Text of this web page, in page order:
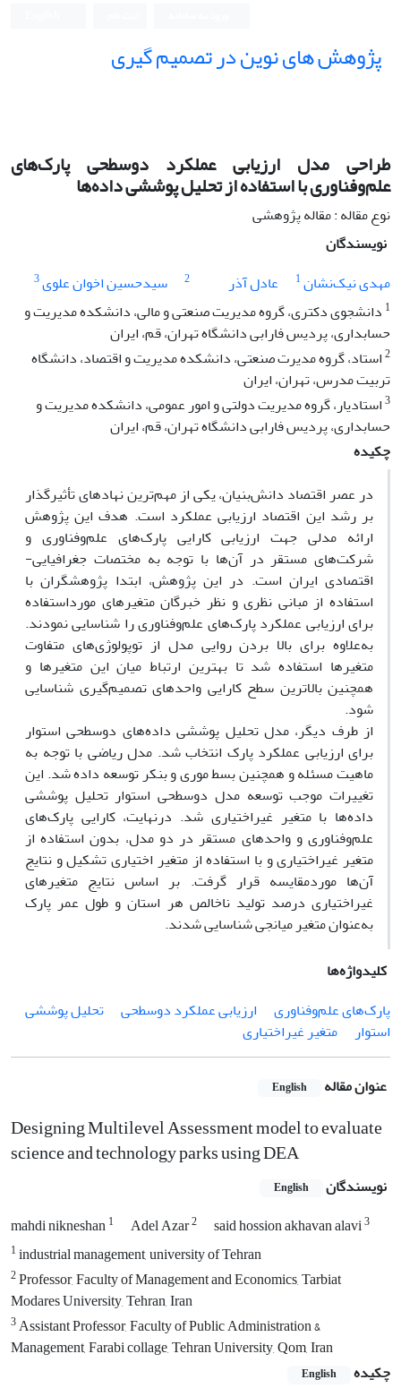
پژوهش های نوین در تصمیم گیری
طراحی مدل ارزیابی عملکرد دو‌سطحی پارک‌های
علم‌و‌فناوری با استفاده از تحلیل پوششی داده‌ها
نوع مقاله : مقاله پژوهشی
نویسندگان
مهدی نیک‌نشان1 عادل آذر 2 سیدحسین اخوان علوی3
1 دانشجوی دکتری، گروه مدیریت صنعتی و مالی، دانشکده مدیریت و
حسابداری، پردیس فارابی دانشگاه تهران، قم، ایران
2استاد، گروه مدیرت صنعتی، دانشکده مدیریت و اقتصاد، دانشگاه
تربیت مدرس، تهران، ایران
3استادیار، گروه مدیریت دولتی و امور عمومی، دانشکده مدیریت و
حسابداری، پردیس فارابی دانشگاه تهران، قم، ایران
چکیده
در عصر اقتصاد دانش‌بنیان، یکی‌ از مهم‌ترین نهادهای تأثیرگذار
بر رشد این اقتصاد ارزیابی عملکرد است. هدف این پژوهش
ارائه مدلی جهت ارزیابی کارایی پارک‌های علم‌وفناوری و
شرکت‌های مستقر در آن‌ها با توجه به مختصات جغرافیایی-
اقتصادی ایران است. در این پژوهش، ابتدا پژوهشگران با
استفاده از مبانی نظری و نظر خبرگان متغیرهای مورداستفاده
برای ارزیابی عملکرد پارک‌های علم‌وفناوری را شناسایی نمودند.
به‌علاوه برای بالا بردن روایی مدل از توپولوژی‌های متفاوت
متغیرها استفاده شد تا بهترین ارتباط میان این متغیرها و
همچنین بالاترین سطح کارایی واحدهای تصمیم‌گیری شناسایی
شود.
از طرف دیگر، مدل تحلیل پوششی داده‌های دوسطحی استوار
برای ارزیابی عملکرد پارک انتخاب شد. مدل ریاضی با توجه به
ماهیت مسئله و همچنین بسط موری و بنکر توسعه داده شد. این
تغییرات موجب توسعه مدل دوسطحی استوار تحلیل پوششی
داده‌ها با متغیر غیراختیاری شد. درنهایت، کارایی پارک‌های
علم‌وفناوری و واحدهای مستقر در دو مدل، بدون استفاده از
متغیر غیراختیاری و با استفاده از متغیر اختیاری تشکیل و نتایج
آن‌ها موردمقایسه قرار گرفت. بر اساس نتایج متغیر‌های
غیراختیاری درصد تولید ناخالص هر استان و طول عمر پارک
به‌عنوان متغیر میانجی شناسایی شدند.
کلیدواژه‌ها
پارک‌های علم‌و‌فناوری
ارزیابی عملکرد دوسطحی
تحلیل پوششی
استوار
متغیر غیراختیاری
عنوان مقاله English
Designing Multilevel Assessment model to evaluate
science and technology parks using DEA
نویسندگان English
mahdi nikneshan1 Adel Azar2 said hossion akhavan alavi3
1industrial management, university of Tehran
2Professor, Faculty of Management and Economics, Tarbiat
Modares University, Tehran, Iran
3Assistant Professor, Faculty of Public Administration &
Management, Farabi collage, Tehran University, Qom, Iran
چکیده
English